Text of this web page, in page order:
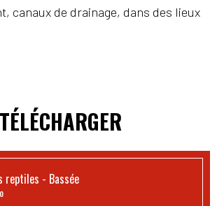
canaux de drainage, dans des lieux
TÉLÉCHARGER
reptiles - Bassée